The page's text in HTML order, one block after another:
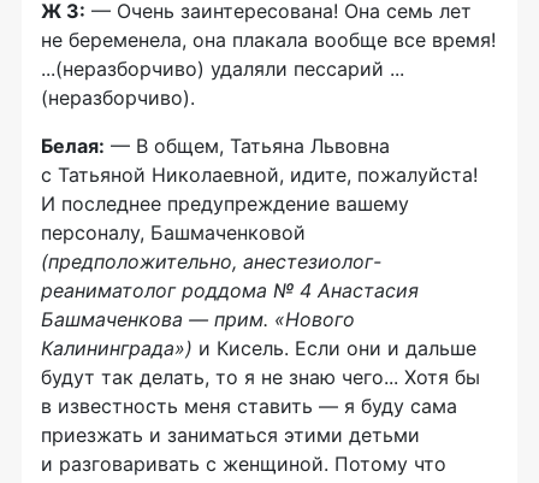
Ж 3: — Очень заинтересована! Она семь лет
не беременела, она плакала вообще все время!
...(неразборчиво) удаляли пессарий ...
(неразборчиво).
Белая: — В общем, Татьяна Львовна
с Татьяной Николаевной, идите, пожалуйста!
И последнее предупреждение вашему
персоналу, Башмаченковой
(предположительно, анестезиолог-
реаниматолог роддома № 4 Анастасия
Башмаченкова — прим. «Нового
Калининграда») и Кисель. Если они и дальше
будут так делать, то я не знаю чего... Хотя бы
в известность меня ставить — я буду сама
приезжать и заниматься этими детьми
и разговаривать с женщиной. Потому что